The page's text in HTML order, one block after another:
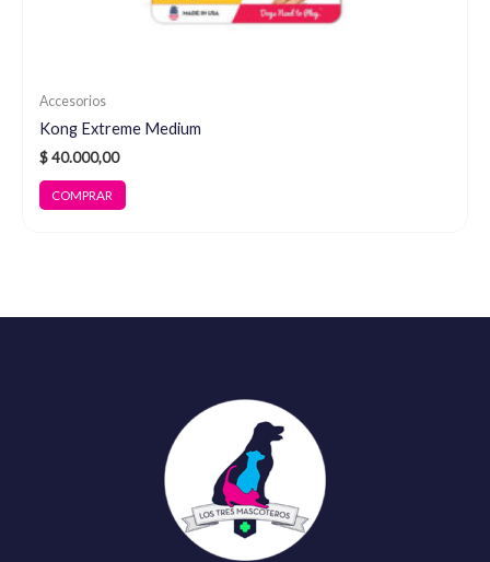
Accesorios
Kong Extreme Medium
$40.000,00
COMPRAR